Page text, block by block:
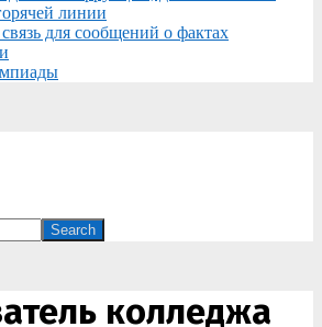
линии
для сообщений о фактах
колледжа